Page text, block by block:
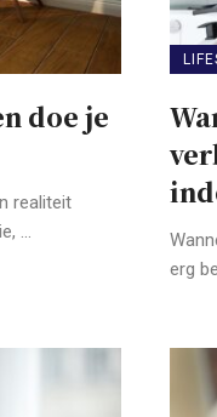
doe je
realiteit
...
erg